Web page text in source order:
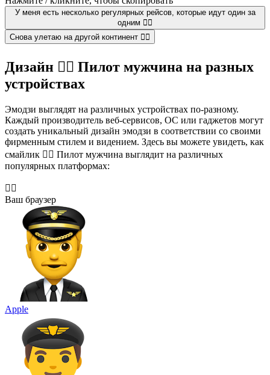
У меня есть несколько регулярных рейсов, которые идут один за
одним 👨‍✈️
Снова улетаю на другой континент 👨‍✈️
Дизайн 👨‍✈️ Пилот мужчина на разных
устройствах
Эмодзи выглядят на различных устройствах по-разному.
Каждый производитель веб-сервисов, ОС или гаджетов могут
создать уникальный дизайн эмодзи в соответствии со своими
фирменным стилем и видением. Здесь вы можете увидеть, как
смайлик 👨‍✈️ Пилот мужчина выглядит на различных
популярных платформах:
👨‍✈️
Ваш браузер
Apple